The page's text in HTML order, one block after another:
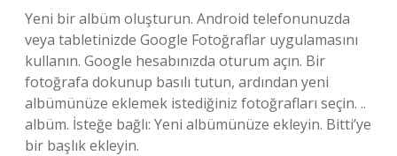
Yeni bir albüm oluşturun. Android telefonunuzda
veya tabletinizde Google Fotoğraflar uygulamasını
kullanın. Google hesabınızda oturum açın. Bir
fotoğrafa dokunup basılı tutun, ardından yeni
albümünüze eklemek istediğiniz fotoğrafları seçin. ..
albüm. İsteğe bağlı: Yeni albümünüze ekleyin. Bitti’ye
bir başlık ekleyin.